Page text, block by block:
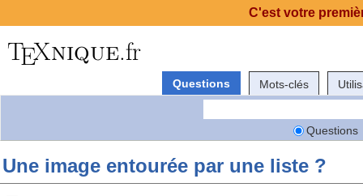
Questions Mots-clés
Questions
Une image entourée par une liste ?
C'est votre